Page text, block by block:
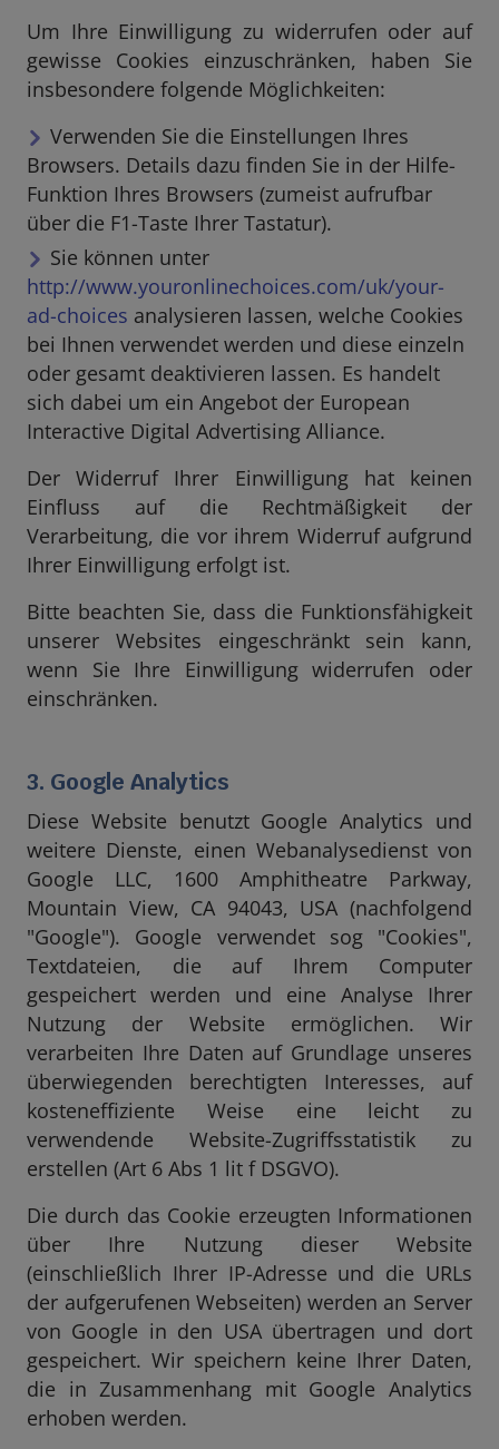
Um Ihre Einwilligung zu widerrufen oder auf
gewisse Cookies einzuschränken, haben Sie
insbesondere folgende Möglichkeiten:
Verwenden Sie die Einstellungen Ihres
Browsers. Details dazu finden Sie in der Hilfe-
Funktion Ihres Browsers (zumeist aufrufbar
über die F1-Taste Ihrer Tastatur).
Sie können unter
http://www.youronlinechoices.com/uk/your-
ad-choices analysieren lassen, welche Cookies
bei Ihnen verwendet werden und diese einzeln
oder gesamt deaktivieren lassen. Es handelt
sich dabei um ein Angebot der European
Interactive Digital Advertising Alliance.
Der Widerruf Ihrer Einwilligung hat keinen
Einfluss auf die Rechtmäßigkeit der
Verarbeitung, die vor ihrem Widerruf aufgrund
Ihrer Einwilligung erfolgt ist.
Bitte beachten Sie, dass die Funktionsfähigkeit
unserer Websites eingeschränkt sein kann,
wenn Sie Ihre Einwilligung widerrufen oder
einschränken.
3. Google Analytics
Diese Website benutzt Google Analytics und
weitere Dienste, einen Webanalysedienst von
Google LLC, 1600 Amphitheatre Parkway,
Mountain View, CA 94043, USA (nachfolgend
"Google"). Google verwendet sog "Cookies",
Textdateien, die auf Ihrem Computer
gespeichert werden und eine Analyse Ihrer
Nutzung der Website ermöglichen. Wir
verarbeiten Ihre Daten auf Grundlage unseres
überwiegenden berechtigten Interesses, auf
kosteneffiziente Weise eine leicht zu
verwendende Website-Zugriffsstatistik zu
erstellen (Art 6 Abs 1 lit f DSGVO).
Die durch das Cookie erzeugten Informationen
über Ihre Nutzung dieser Website
(einschließlich Ihrer IP-Adresse und die URLs
der aufgerufenen Webseiten) werden an Server
von Google in den USA übertragen und dort
gespeichert. Wir speichern keine Ihrer Daten,
die in Zusammenhang mit Google Analytics
erhoben werden.